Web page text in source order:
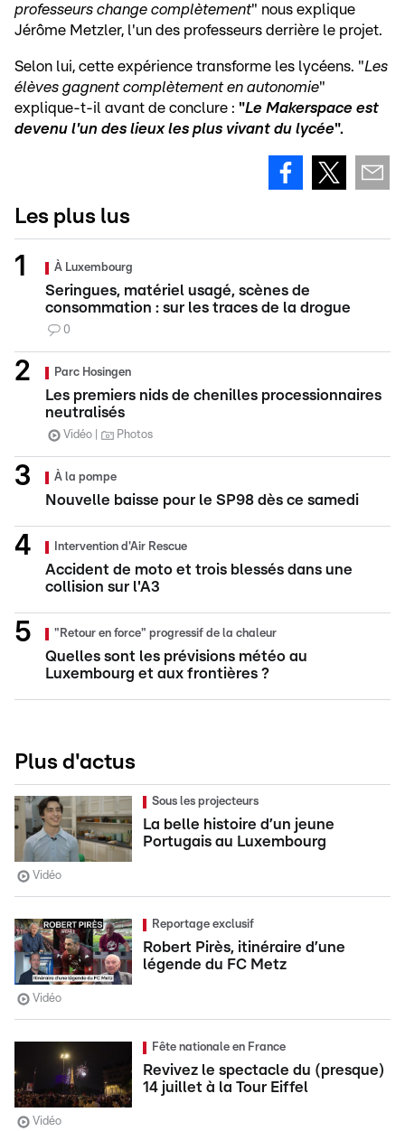
professeurs change complètement" nous explique
Jérôme Metzler, l'un des professeurs derrière le projet.
Selon lui, cette expérience transforme les lycéens. "Les
élèves gagnent complètement en autonomie"
explique-t-il avant de conclure : "Le Makerspace est
devenu l'un des lieux les plus vivant du lycée".
Les plus lus
À Luxembourg
Seringues, matériel usagé, scènes de
consommation : sur les traces de la drogue
0
Parc Hosingen
Les premiers nids de chenilles processionnaires
neutralisés
Vidéo Photos
À la pompe
Nouvelle baisse pour le SP98 dès ce samedi
Intervention d'Air Rescue
Accident de moto et trois blessés dans une
collision sur l'A3
"Retour en force" progressif de la chaleur
Quelles sont les prévisions météo au
Luxembourg et aux frontières ?
Plus d'actus
Sous les projecteurs
La belle histoire d’un jeune
Portugais au Luxembourg
Vidéo
Reportage exclusif
Robert Pirès, itinéraire d’une
légende du FC Metz
Vidéo
Fête nationale en France
Revivez le spectacle du (presque)
14 juillet à la Tour Eiffel
Vidéo